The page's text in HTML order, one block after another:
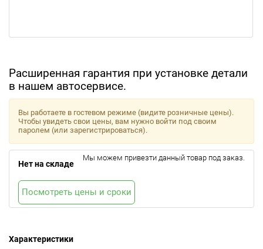
Расширенная гарантия при установке детали
в нашем автосервисе.
Характеристики
Вы работаете в гостевом режиме (видите розничные цены).
Чтобы увидеть свои цены, вам нужно войти под своим
паролем (или зарегистрироваться).
Нет на складе
Мы можем привезти данный товар под заказ.
Посмотреть цены и сроки